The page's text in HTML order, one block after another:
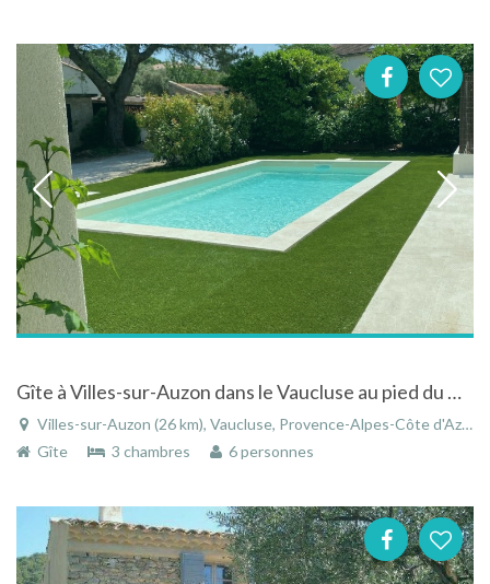
Gîte à Villes-sur-Auzon dans le Vaucluse au pied du Mont Ventoux et des gorges de la Nesque
Villes-sur-Auzon (26 km), Vaucluse, Provence-Alpes-Côte d'Azur, France
Gîte
3 chambres 6 personnes